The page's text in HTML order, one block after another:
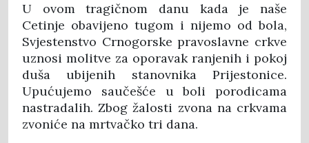
U ovom tragičnom danu kada je naše
Cetinje obavijeno tugom i nijemo od bola,
Svjestenstvo Crnogorske pravoslavne crkve
uznosi molitve za oporavak ranjenih i pokoj
duša ubijenih stanovnika Prijestonice.
Upućujemo saučešće u boli porodicama
nastradalih. Zbog žalosti zvona na crkvama
zvoniće na mrtvačko tri dana.